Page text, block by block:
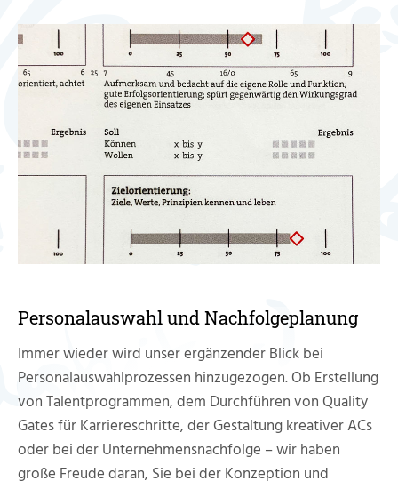
Personalauswahl und Nachfolgeplanung
Immer wieder wird unser ergänzender Blick bei
Personalauswahlprozessen hinzugezogen. Ob Erstellung
von Talentprogrammen, dem Durchführen von Quality
Gates für Karriereschritte, der Gestaltung kreativer ACs
oder bei der Unternehmensnachfolge – wir haben
große Freude daran, Sie bei der Konzeption und